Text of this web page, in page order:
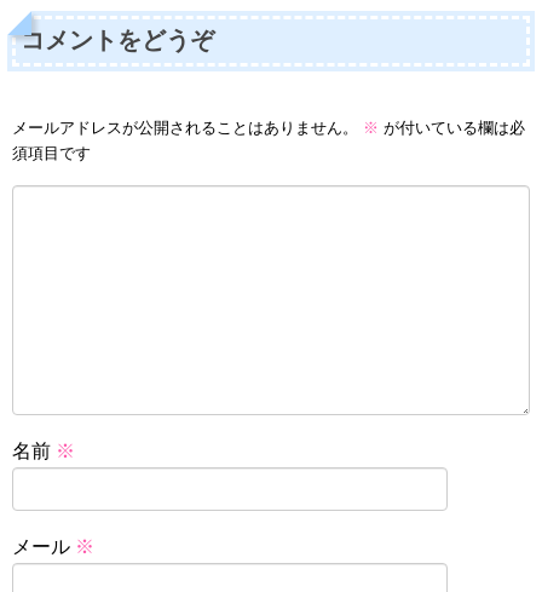
コメントをどうぞ
メールアドレスが公開されることはありません。 ※ が付いている欄は必
須項目です
名前 ※
メール ※